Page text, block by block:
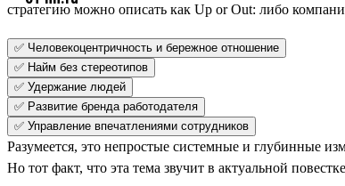
стратегию можно описать как Up or Out: либо
✅ Человекоцентричность и бережное отношение
✅ Найм без стереотипов
✅ Удержание людей
✅ Развитие бренда работодателя
✅ Управление впечатлениями сотрудников
Разумеется, это непростые системные и глубинные
Но тот факт, что эта тема звучит в актуальной